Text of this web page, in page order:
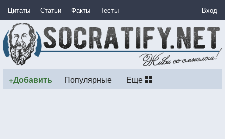
Цитаты Статьи Факты Тесты Вход
+Добавить Популярные Еще